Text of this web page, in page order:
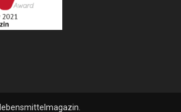
lebensmittelmagazin